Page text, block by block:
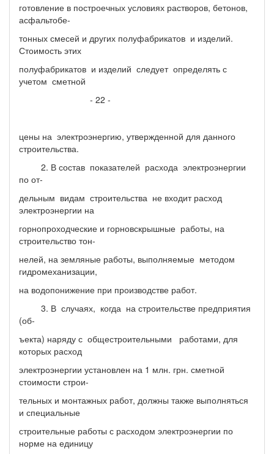
готовление в построечных условиях растворов, бетонов,
асфальтобе-
тонных смесей и других полуфабрикатов и изделий.
Стоимость этих
полуфабрикатов и изделий следует определять с
учетом сметной
- 22 -
цены на электроэнергию, утвержденной для данного
строительства.
2. В состав показателей расхода электроэнергии
по от-
дельным видам строительства не входит расход
электроэнергии на
горнопроходческие и горновскрышные работы, на
строительство тон-
нелей, на земляные работы, выполняемые методом
гидромеханизации,
на водопонижение при производстве работ.
3. В случаях, когда на строительстве предприятия
(об-
ъекта) наряду с общестроительными работами, для
которых расход
электроэнергии установлен на 1 млн. грн. сметной
стоимости строи-
тельных и монтажных работ, должны также выполняться
и специальные
строительные работы с расходом электроэнергии по
норме на единицу